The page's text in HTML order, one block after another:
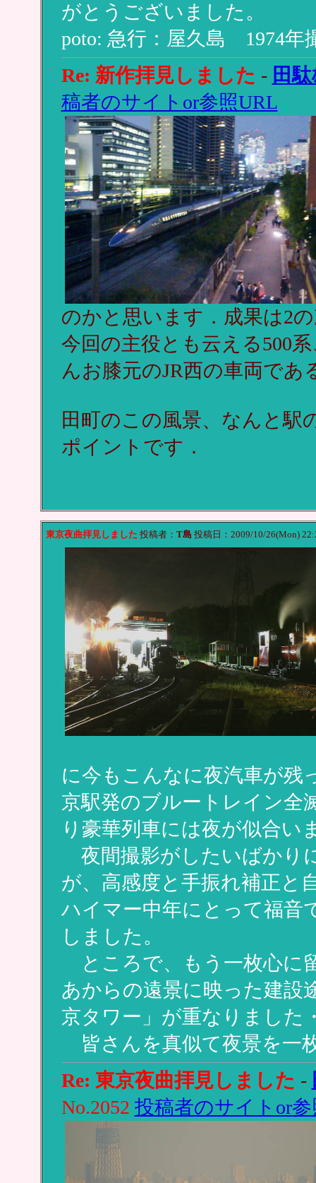
がとうございました。
poto: 急行：屋久島 1974
Re: 新作拝見しました - 田
稿者のサイトor参照URL
のかと思います．成果は2
今回の主役とも云える500
んお膝元のJR西の車両で
田町のこの風景、なんと駅
ポイントです．
東京夜曲拝見しました 投稿者： T島 投稿日：2009/10/26(Mon)
に今もこんなに夜汽車が残
京駅発のブルートレイン全
り豪華列車には夜が似合い
夜間撮影がしたいばかり
が、高感度と手振れ補正と
ハイマー中年にとって福音
しました。
ところで、もう一枚心に
あからの遠景に映った建設
京タワー」が重なりました
皆さんを真似て夜景を一
Re: 東京夜曲拝見しました -
No.2052 投稿者のサイトor